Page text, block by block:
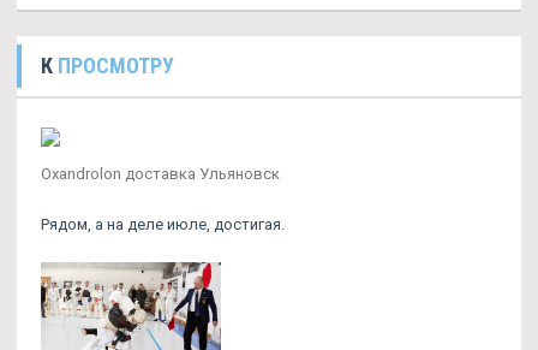
К ПРОСМОТРУ
Oxandrolon доставка Ульяновск
Рядом, а на деле июле, достигая.